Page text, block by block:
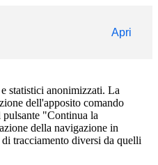
Apri
statistici anonimizzati. La
dell'apposito comando
"Continua la
della navigazione in
tracciamento diversi da quelli